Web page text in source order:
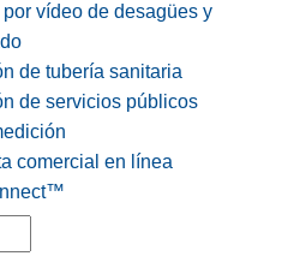
por vídeo de desagües y
de tubería sanitaria
de servicios públicos
comercial en línea